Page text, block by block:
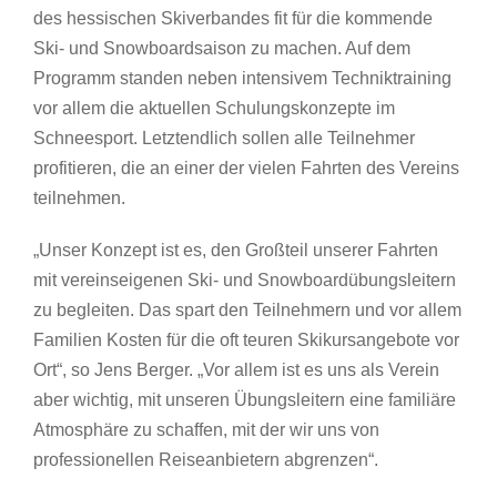
des hessischen Skiverbandes fit für die kommende
Ski- und Snowboardsaison zu machen. Auf dem
Programm standen neben intensivem Techniktraining
vor allem die aktuellen Schulungskonzepte im
Schneesport. Letztendlich sollen alle Teilnehmer
profitieren, die an einer der vielen Fahrten des Vereins
teilnehmen.
„Unser Konzept ist es, den Großteil unserer Fahrten
mit vereinseigenen Ski- und Snowboardübungsleitern
zu begleiten. Das spart den Teilnehmern und vor allem
Familien Kosten für die oft teuren Skikursangebote vor
Ort“, so Jens Berger. „Vor allem ist es uns als Verein
aber wichtig, mit unseren Übungsleitern eine familiäre
Atmosphäre zu schaffen, mit der wir uns von
professionellen Reiseanbietern abgrenzen“.